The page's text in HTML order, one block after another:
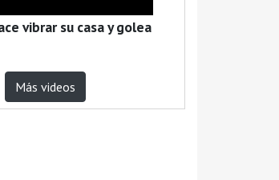
vibrar su casa y golea
Más videos